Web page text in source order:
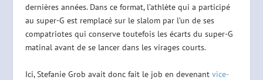
dernières années. Dans ce format, l’athlète qui a participé
au super-G est remplacé sur le slalom par l’un de ses
compatriotes qui conserve toutefois les écarts du super-G
matinal avant de se lancer dans les virages courts.
Ici, Stefanie Grob avait donc fait le job en devenant vice-